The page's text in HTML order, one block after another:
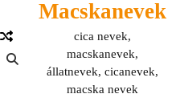
Macskanevek
cica nevek,
macskanevek,
állatnevek, cicanevek,
macska nevek